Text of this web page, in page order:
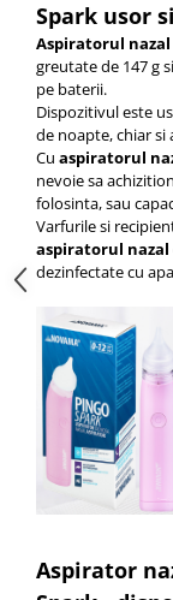
Spark usor
Aspiratorul
greutate de 147 g
pe baterii.
Dispozitivul este
de noapte, chiar
Cu aspiratorul
nevoie sa
folosinta, sau
Varfurile si
aspiratorul nazal
dezinfectate cu
Aspirator